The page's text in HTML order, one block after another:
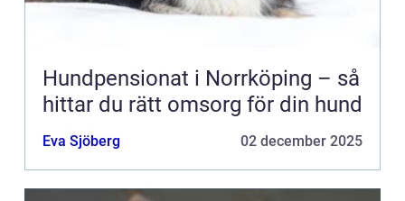
Hundpensionat i Norrköping – så
hittar du rätt omsorg för din hund
Eva Sjöberg 02 december 2025